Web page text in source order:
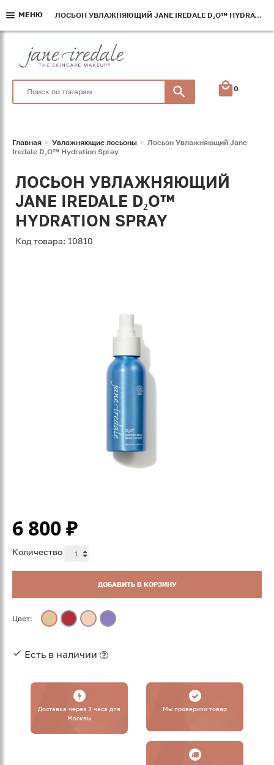
0
Главная Увлажняющие лосьоны
Лосьон Увлажняющий Jane
Iredale D₂O™ Hydration Spray
ЛОСЬОН УВЛАЖНЯЮЩИЙ
JANE IREDALE D₂O™
HYDRATION SPRAY
Код товара: 10810
6 800₽
Количество
ДОБАВИТЬ В КОРЗИНУ
Цвет:
Есть в наличии
Доставка через 3 часа для
Москвы
Мы проверили товар
МЕНЮ ЛОСЬОН УВЛАЖНЯЮЩИЙ JANE IREDALE D₂O™ HYDRATION SPRAY
МЕНЮ ЛОСЬОН УВЛАЖНЯЮЩИЙ JANE IREDALE D₂O™ HYDRATION SPRAY
МЕНЮ ЛОСЬОН УВЛАЖНЯЮЩИЙ JANE IREDALE D₂O™ HYDRATION SPRAY